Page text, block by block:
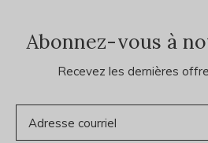
Abonnez-vous à
Recevez les dernières